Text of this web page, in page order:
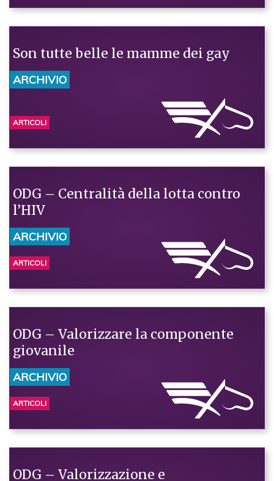
Son tutte belle le mamme dei gay
ARCHIVIO
ARTICOLI
ODG – Centralità della lotta contro
l’HIV
ARCHIVIO
ARTICOLI
ODG – Valorizzare la componente
giovanile
ARCHIVIO
ARTICOLI
ODG – Valorizzazione e